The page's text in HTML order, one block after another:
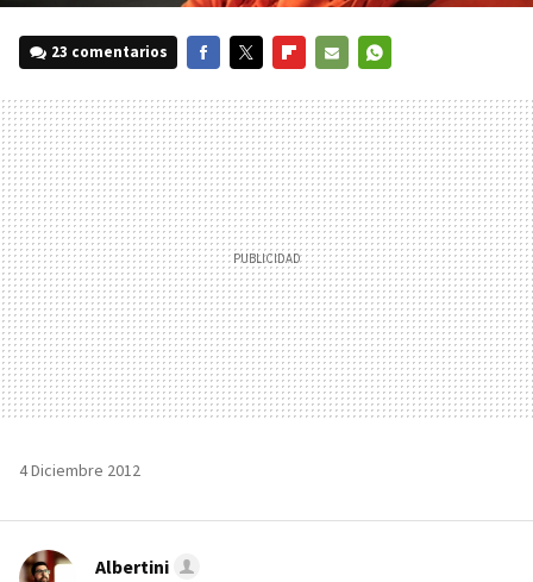
23 comentarios
MAIL
4 Diciembre 2012
Albertini